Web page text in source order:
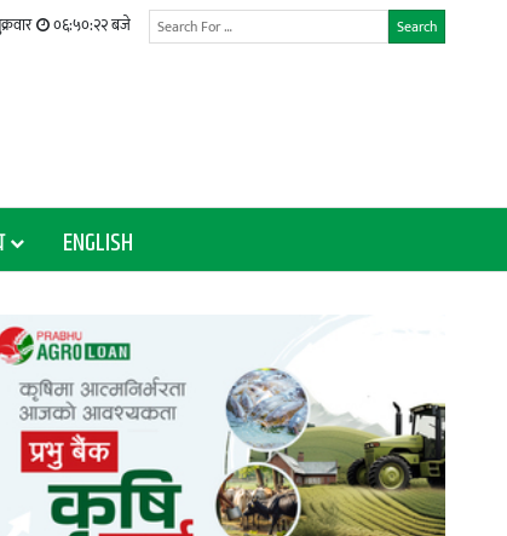
Search
०६:५०:२४ बजे
ENGLISH